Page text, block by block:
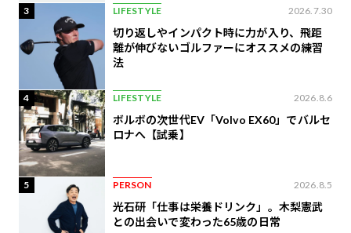
3 LIFESTYLE 2026.7.30
切り返しやインパクト時に力が入り、飛距
離が伸びないゴルファーにオススメの練習
法
4 LIFESTYLE 2026.8.6
ボルボの次世代EV「Volvo EX60」でバルセ
ロナへ【試乗】
5 PERSON 2026.8.5
光石研「仕事は栄養ドリンク」。木梨憲武
との出会いで変わった65歳の日常